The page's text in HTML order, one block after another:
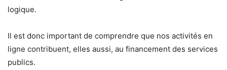
logique.
Il est donc important de comprendre que nos activités en
ligne contribuent, elles aussi, au financement des services
publics.